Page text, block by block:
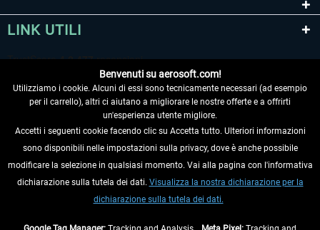
LINK UTILI
RECEDERE DAL CONTRATTO
INFORMAZIONI
Benvenuti su aerosoft.com!
Utilizziamo i cookie. Alcuni di essi sono tecnicamente necessari (ad esempio
per il carrello), altri ci aiutano a migliorare le nostre offerte e a offrirti
un'esperienza utente migliore.
Accetti i seguenti cookie facendo clic su Accetta tutto. Ulteriori informazioni
sono disponibili nelle impostazioni sulla privacy, dove è anche possibile
modificare la selezione in qualsiasi momento. Vai alla pagina con l'informativa
dichiarazione sulla tutela dei dati. Visualizza la nostra dichiarazione per la
dichiarazione sulla tutela dei dati.